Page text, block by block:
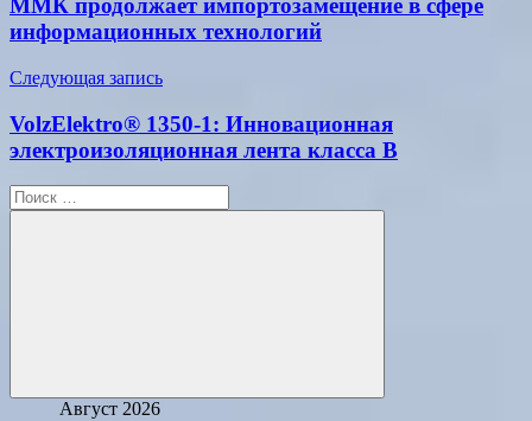
записям
ММК продолжает импортозамещение в сфере
информационных технологий
Следующая запись
VolzElektro® 1350-1: Инновационная
электроизоляционная лента класса В
Поиск
для:
Поиск
Август 2026